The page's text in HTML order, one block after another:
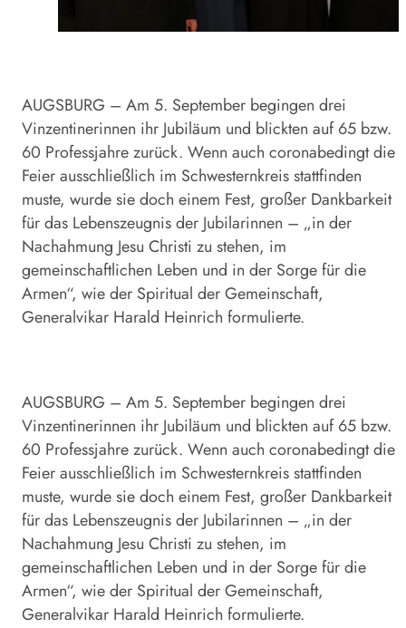
AUGSBURG – Am 5. September begingen drei
Vinzentinerinnen ihr Jubiläum und blickten auf 65 bzw.
60 Professjahre zurück. Wenn auch coronabedingt die
Feier ausschließlich im Schwesternkreis stattfinden
muste, wurde sie doch einem Fest, großer Dankbarkeit
für das Lebenszeugnis der Jubilarinnen – „in der
Nachahmung Jesu Christi zu stehen, im
gemeinschaftlichen Leben und in der Sorge für die
Armen“, wie der Spiritual der Gemeinschaft,
Generalvikar Harald Heinrich formulierte.
AUGSBURG – Am 5. September begingen drei
Vinzentinerinnen ihr Jubiläum und blickten auf 65 bzw.
60 Professjahre zurück. Wenn auch coronabedingt die
Feier ausschließlich im Schwesternkreis stattfinden
muste, wurde sie doch einem Fest, großer Dankbarkeit
für das Lebenszeugnis der Jubilarinnen – „in der
Nachahmung Jesu Christi zu stehen, im
gemeinschaftlichen Leben und in der Sorge für die
Armen“, wie der Spiritual der Gemeinschaft,
Generalvikar Harald Heinrich formulierte.